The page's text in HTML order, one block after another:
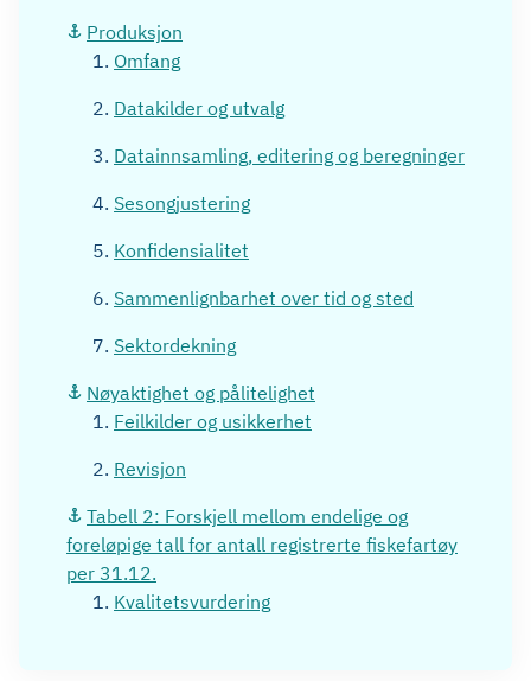
Produksjon
Omfang
Datakilder og utvalg
Datainnsamling, editering og beregninger
Sesongjustering
Konfidensialitet
Sammenlignbarhet over tid og sted
Sektordekning
Nøyaktighet og pålitelighet
Feilkilder og usikkerhet
Revisjon
Tabell 2: Forskjell mellom endelige og
foreløpige tall for antall registrerte fiskefartøy
per 31.12.
Kvalitetsvurdering